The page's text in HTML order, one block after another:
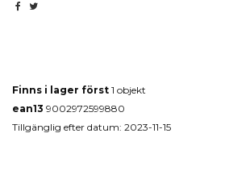
Finns i lager först 1 objekt
ean13 9002972599880
Tillgänglig efter datum: 2023-11-15